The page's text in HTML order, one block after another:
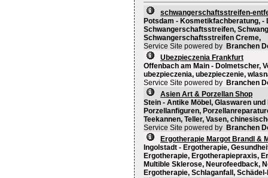
schwangerschaftsstreifen-
Potsdam - Kosmetikfachberatung,
Schwangerschaftsstreifen,
Schwangerschaftsstreifen Creme,
Service Site powered by Branchen
Ubezpieczenia Frankfurt
Offenbach am Main - Dolmetscher,
ubezpieczenia, ubezpieczenie,
Service Site powered by Branchen
Asien Art & Porzellan Shop
Stein - Antike Möbel, Glaswaren
Porzellanfiguren,
Teekannen, Teller, Vasen,
Service Site powered by Branchen
Ergotherapie Margot Brandl &
Ingolstadt - Ergotherapie,
Ergotherapie, Ergotherapiepraxis,
Multible Sklerose, Neurofeedback,
Ergotherapie, Schlaganfall,